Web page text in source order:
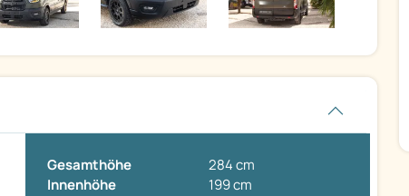
Gesamthöhe
284 cm
Innenhöhe
199 cm